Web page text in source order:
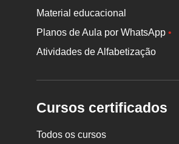
Material educacional
Planos de Aula por WhatsApp•
Atividades de Alfabetização
Cursos certificados
Todos os cursos